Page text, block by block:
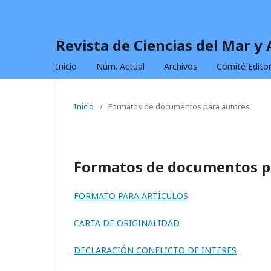
Revista de Ciencias del Mar y
Inicio Núm. Actual Archivos Comité
Inicio / Formatos de documentos para autores
Formatos de documentos
FORMATO PARA ARTÍCULOS
CARTA DE ORIGINALIDAD
DECLARACIÓN CONFLICTO DE INTERES